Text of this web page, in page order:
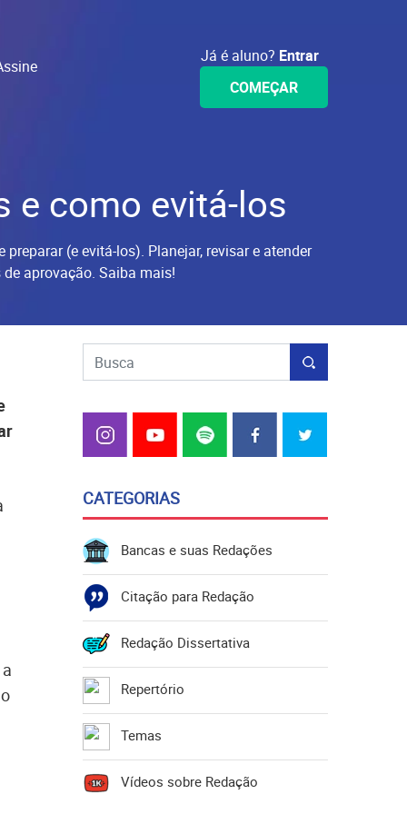
Já é aluno? Entrar
COMEÇAR
e como evitá-los
(e evitá-los). Planejar, revisar e atender
aprovação. Saiba mais!
CATEGORIAS
Bancas e suas Redações
Citação para Redação
Redação Dissertativa
Repertório
Temas
Vídeos sobre Redação